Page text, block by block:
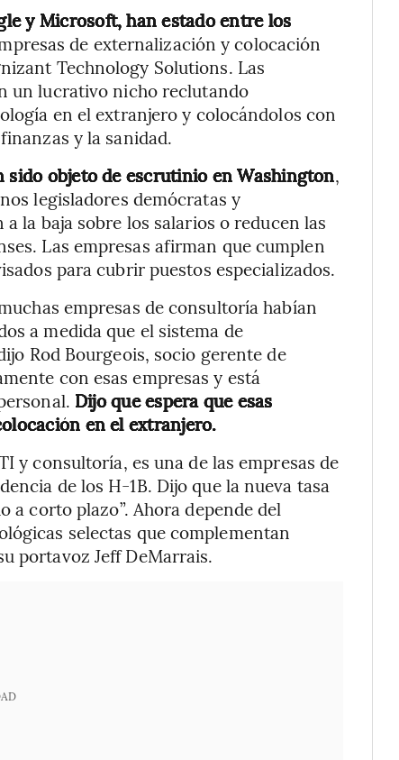
y Microsoft, han estado entre los
de externalización y colocación
Technology Solutions. Las
un lucrativo nicho reclutando
en el extranjero y colocándolos con
y la sanidad.
sido objeto de escrutinio en Washington,
legisladores demócratas y
la baja sobre los salarios o reducen las
Las empresas afirman que cumplen
para cubrir puestos especializados.
empresas de consultoría habían
a medida que el sistema de
Rod Bourgeois, socio gerente de
con esas empresas y está
Dijo que espera que esas
en el extranjero.
y consultoría, es una de las empresas de
de los H-1B. Dijo que la nueva tasa
corto plazo”. Ahora depende del
selectas que complementan
portavoz Jeff DeMarrais.